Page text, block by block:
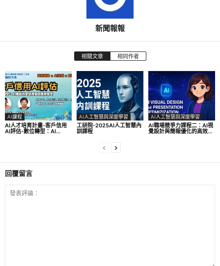
新聞報報
相關文章 相同作者
AI課程
AI人才培育計畫-客戶信用
AI評估-數位轉型：AI...
AI人工智慧與深度學習
工研院-2025AI人工智慧內
訓課程
AI人工智慧與深度學習
AI職場競爭力課程二：AI視
覺設計與簡報優化的高效...
回覆留言